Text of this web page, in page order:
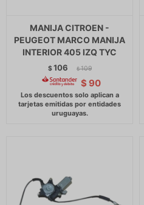
MANIJA CITROEN -
PEUGEOT MARCO MANIJA
INTERIOR 405 IZQ TYC
$106 $ 109
$ 90